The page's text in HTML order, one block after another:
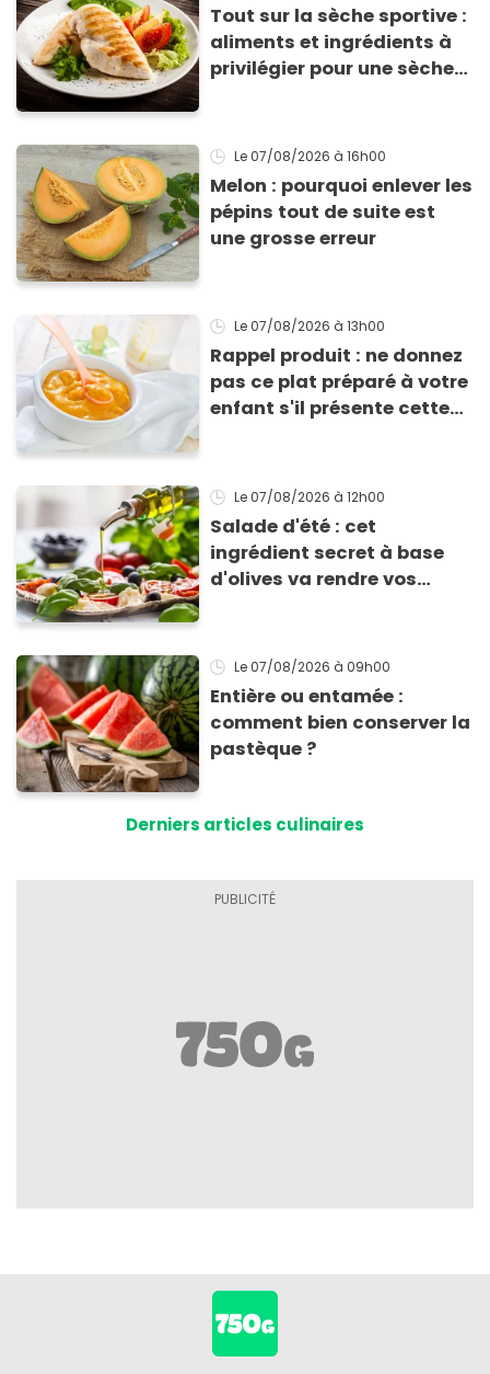
Tout sur la sèche sportive :
aliments et ingrédients à
privilégier pour une sèche
Le 07/08/2026 à 16h00
Melon : pourquoi enlever les
pépins tout de suite est
une grosse erreur
Le 07/08/2026 à 13h00
Rappel produit : ne donnez
pas ce plat préparé à votre
enfant s'il présente cette
Le 07/08/2026 à 12h00
Salade d'été : cet
ingrédient secret à base
d'olives va rendre vos
Le 07/08/2026 à 09h00
Entière ou entamée :
comment bien conserver la
pastèque ?
Derniers articles culinaires